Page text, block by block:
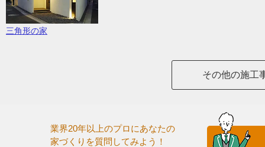
三角形の家
その他の施工
業界20年以上のプロにあなたの
家づくりを質問してみよう！